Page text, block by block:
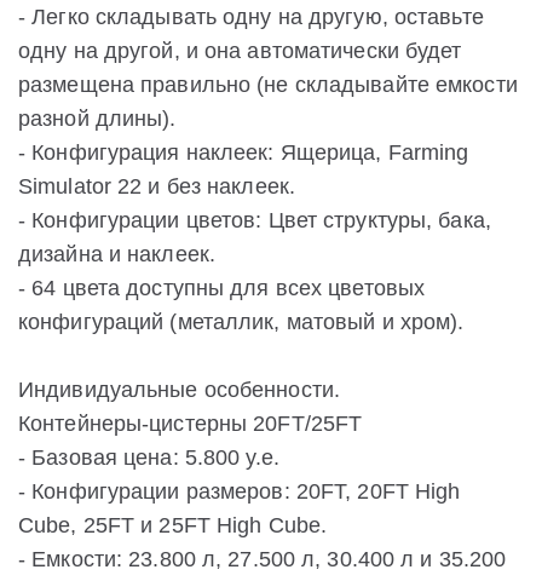
- Легко складывать одну на другую, оставьте
одну на другой, и она автоматически будет
размещена правильно (не складывайте емкости
разной длины).
- Конфигурация наклеек: Ящерица, Farming
Simulator 22 и без наклеек.
- Конфигурации цветов: Цвет структуры, бака,
дизайна и наклеек.
- 64 цвета доступны для всех цветовых
конфигураций (металлик, матовый и хром).
Индивидуальные особенности.
Контейнеры-цистерны 20FT/25FT
- Базовая цена: 5.800 у.е.
- Конфигурации размеров: 20FT, 20FT High
Cube, 25FT и 25FT High Cube.
- Емкости: 23.800 л, 27.500 л, 30.400 л и 35.200